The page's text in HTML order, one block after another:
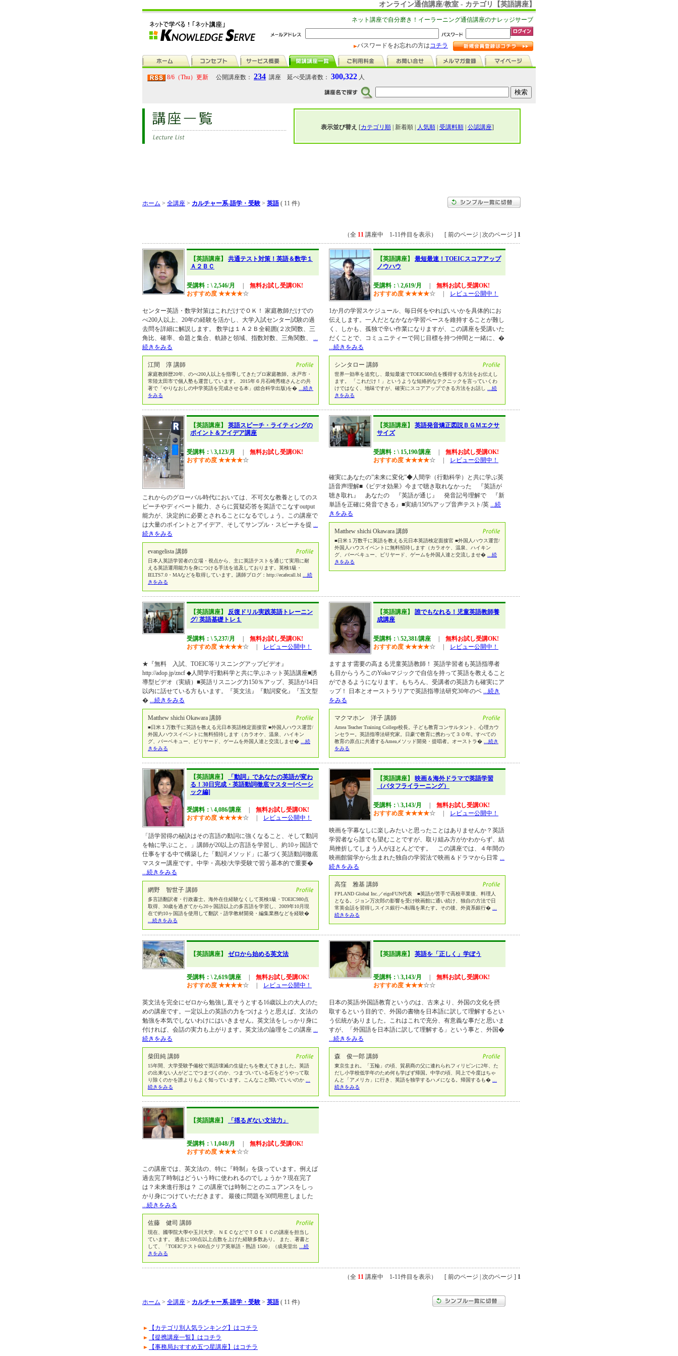
オンライン通信講座/教室 - カテゴリ【英語講座】
ネット講座で自分磨き！イーラーニング通信講座のナレッジサーブ
パスワードをお忘れの方はコチラ
8/6（Thu）更新 公開講座数： 234 講座 延べ受講者数： 300,322 人
表示並び替え [カテゴリ順| 新着順 | 人気順| 受講料順| 公認講座]
ホーム > 全講座 > カルチャー系-語学・受験 > 英語 ( 11 件)
（全 11 講座中 1-11件目を表示） [ 前のページ | 次のページ ] 1
【英語講座】 共通テスト対策！英語＆数学１
Ａ２ＢＣ
受講料：\ 2,546/月
無料お試し受講OK!
おすすめ度 ★★★★☆
センター英語・数学対策はこれだけでＯＫ！ 家庭教師だけでの
べ200人以上、20年の経験を活かし、大学入試センター試験の過
去問を詳細に解説します。 数学は１Ａ２Ｂ全範囲(２次関数、三
角比、確率、命題と集合、軌跡と領域、指数対数、三角関数、 ...
続きをみる
江間 淳 講師
家庭教師歴20年、のべ200人以上を指導してきたプロ家庭教師。水戸市・
常陸太田市で個人塾も運営しています。 2015年６月石崎秀穂さんとの共
著で「やりなおしの中学英語を完成させる本」(総合科学出版)を�
...続き
をみる
【英語講座】 最短最速！TOEICスコアアップ
ノウハウ
受講料：\ 2,619/月
無料お試し受講OK!
おすすめ度 ★★★★☆ レビュー公開中！
1か月の学習スケジュール、毎日何をやればいいかを具体的にお
伝えします。一人だとなかなか学習ペースを維持することが難し
く、しかも、孤独で辛い作業になりますが、この講座を受講いた
だくことで、コミュニティーで同じ目標を持つ仲間と一緒に、�
...続きをみる
シンタロー 講師
世界一効率を追究し、最短最速でTOEIC600点を獲得する方法をお伝えし
ます。 「これだけ！」というような短絡的なテクニックを言っていくわ
けではなく、地味ですが、確実にスコアアップできる方法をお話し
...続
きをみる
【英語講座】 英語スピーチ・ライティングの
ポイント＆アイデア講座
受講料：\ 3,123/月
無料お試し受講OK!
おすすめ度 ★★★★☆
これからのグローバル時代においては、不可欠な教養としてのス
ピーチやディベート能力、さらに質疑応答を英語でこなすoutput
能力が、決定的に必要とされることになるでしょう。この講座で
は大量のポイントとアイデア、そしてサンプル・スピーチを提 ...
続きをみる
evangelista 講師
日本人英語学習者の立場・視点から、主に英語テストを通じて実用に耐
える英語運用能力を身につける手法を追及しております。英検1級・
IELTS7.0・MAなどを取得しています。講師ブログ：http://ecafecall.bl
...続
きをみる
【英語講座】 英語発音矯正図説ＢＧＭエクサ
サイズ
受講料：\ 15,190/講座
無料お試し受講OK!
おすすめ度 ★★★★☆ レビュー公開中！
確実にあなたの”未来に変化”◆人間学（行動科学）と共に学ぶ英
語音声理解■《ビデオ効果》今まで聴き取れなかった 『英語が
聴き取れ』 あなたの 『英語が通じ』 発音記号理解で 『新
単語を正確に発音できる』■実績/150%アップ音声テスト/英 ...続
きをみる
Matthew shichi Okawara 講師
■日米１万数千に英語を教える元日本英語検定面接官 ■外国人ハウス運営/
外国人ハウスイベントに無料招待します（カラオケ、温泉、ハイキン
グ、バーベキュー、ビリヤード、ゲームを外国人達と交流しませ�
...続
きをみる
【英語講座】 反復ドリル実践英語トレーニン
グ/ 英語基礎トレ１
受講料：\ 5,237/月
無料お試し受講OK!
おすすめ度 ★★★★☆ レビュー公開中！
★『無料 入試、TOEIC等リスニングアップビデオ』
http://adop.jp/zncf ◆人間学/行動科学と共に学ぶネット英語講座■誘
導型ビデオ（実績）■英語リスニング力150％アップ、英語が14日
以内に話せている方もいます。『英文法』『動詞変化』『五文型
� ...続きをみる
Matthew shichi Okawara 講師
■日米１万数千に英語を教える元日本英語検定面接官 ■外国人ハウス運営/
外国人ハウスイベントに無料招待します（カラオケ、温泉、ハイキン
グ、バーベキュー、ビリヤード、ゲームを外国人達と交流しませ�
...続
きをみる
【英語講座】 誰でもなれる！児童英語教師養
成講座
受講料：\ 52,381/講座
無料お試し受講OK!
おすすめ度 ★★★★☆ レビュー公開中！
ますます需要の高まる児童英語教師！ 英語学習者も英語指導者
も目からうろこのYokoマジックで自信を持って英語を教えること
ができるようになります。もちろん、受講者の英語力も確実にア
ップ！ 日本とオーストラリアで英語指導法研究30年のベ ...続き
をみる
マクマホン 洋子 講師
Amea Teacher Training College校長。子ども教育コンサルタント、心理カウ
ンセラー。英語指導法研究家。日豪で教育に携わって３０年。すべての
教育の原点に共通するAmeaメソッド開発・提唱者。オーストラ�
...続き
をみる
【英語講座】
「動詞」であなたの英語が変わ
る！30日完成・英語動詞徹底マスター[ベーシ
ック編]
受講料：\ 4,086/講座
無料お試し受講OK!
おすすめ度 ★★★★☆ レビュー公開中！
「語学習得の秘訣はその言語の動詞に強くなること、そして動詞
を軸に学ぶこと。」講師が20以上の言語を学習し、約10ヶ国語で
仕事をする中で構築した「動詞メソッド」に基づく英語動詞徹底
マスター講座です。中学・高校/大学受験で習う基本的で重要�
...続きをみる
網野 智世子 講師
多言語翻訳者・行政書士。海外在住経験なくして英検1級・TOEIC980点
取得、30歳を過ぎてから20ヶ国語以上の多言語を学習し、2009年10月現
在で約10ヶ国語を使用して翻訳・語学教材開発・編集業務などを経験�
...続きをみる
【英語講座】 映画＆海外ドラマで英語学習
（バタフライラーニング）
受講料：\ 3,143/月
無料お試し受講OK!
おすすめ度 ★★★★☆ レビュー公開中！
映画を字幕なしに楽しみたいと思ったことはありませんか？英語
学習者なら誰でも望むことですが、取り組み方がかわからず、結
局挫折してしまう人がほとんどです。 この講座では、４年間の
映画館留学から生まれた独自の学習法で映画＆ドラマから日常 ...
続きをみる
高窪 雅基 講師
FPLAND Global Inc.／eigoFUN代表 ■英語が苦手で高校卒業後、料理人
となる。ジョン万次郎の影響を受け映画館に通い続け、独自の方法で日
常英会話を習得しスイス銀行へ転職を果たす。その後、外資系銀行�
続きをみる
【英語講座】 ゼロから始める英文法
受講料：\ 2,619/講座
無料お試し受講OK!
おすすめ度 ★★★★☆ レビュー公開中！
英文法を完全にゼロから勉強し直そうとする16歳以上の大人のた
めの講座です。一定以上の英語の力をつけようと思えば、文法の
勉強を本気でしないわけにはいきません。英文法をしっかり身に
付ければ、会話の実力も上がります。英文法の論理をこの講座 ...
続きをみる
柴田純 講師
15年間、大学受験予備校で英語壊滅の生徒たちを教えてきました。英語
の出来ない人がどこでつまづくのか、つまづいている石をどうやって取
り除くのかを誰よりもよく知っています。こんなこと聞いていいのか
続きをみる
【英語講座】 英語を「正しく」学ぼう
受講料：\ 3,143/月
無料お試し受講OK!
おすすめ度 ★★★☆☆
日本の英語/外国語教育というのは、古来より、外国の文化を摂
取するという目的で、外国の書物を日本語に訳して理解するとい
う伝統がありました。これはこれで充分、有意義な事だと思いま
すが、「外国語を日本語に訳して理解する」という事と、外国�
...続きをみる
森 俊一郎 講師
東京生まれ。「五輪」の頃、貿易商の父に連れられフィリピンに2年、た
だし小学校低学年のため何も学ばず帰国。中学の頃、同上で今度はちゃ
んと「アメリカ」に行き、英語を独学するハメになる。帰国するも�
続きをみる
【英語講座】 「揺るぎない文法力」
受講料：\ 1,048/月
無料お試し受講OK!
おすすめ度 ★★★☆☆
この講座では、英文法の、特に『時制』を扱っています。例えば
過去完了時制はどういう時に使われるのでしょうか？現在完了
は？未来進行形は？ この講座では時制ごとのニュアンスをしっ
かり身につけていただきます。 最後に問題を30問用意しました
...続きをみる
佐藤 健司 講師
現在、國學院大學や玉川大学、ＮＥＣなどでＴＯＥＩＣの講座を担当し
ています。 過去に100点以上点数を上げた経験多数あり。 また、著書と
して、「TOEICテスト600点クリア英単語・熟語 1500」（成美堂出
...続
きをみる
（全 11 講座中 1-11件目を表示） [ 前のページ | 次のページ ] 1
ホーム > 全講座 > カルチャー系-語学・受験 > 英語 ( 11 件)
【カテゴリ別人気ランキング】はコチラ
【提携講座一覧】はコチラ
【事務局おすすめ五つ星講座】はコチラ